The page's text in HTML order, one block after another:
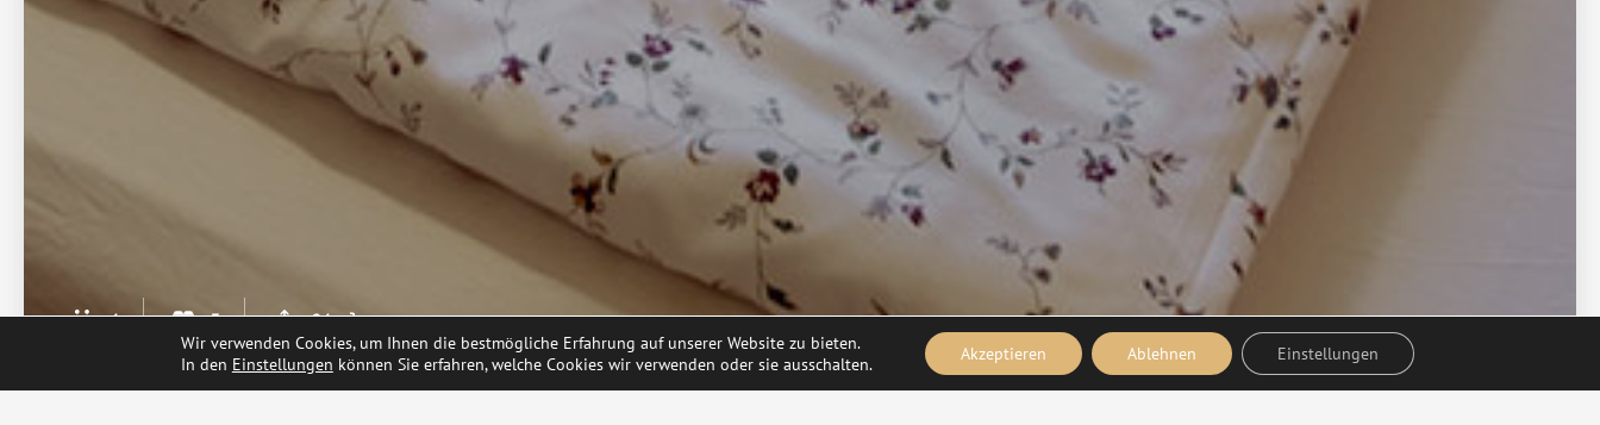
4 3
24 m²
Wir verwenden Cookies, um Ihnen die bestmögliche Erfahrung auf unserer Website zu bieten.
In den Einstellungen können Sie erfahren, welche Cookies wir verwenden oder sie ausschalten. Akzeptieren Ablehnen Einstellungen